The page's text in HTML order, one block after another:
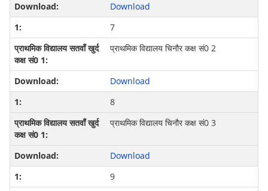
Download
7
प्राथमिक विद्यालय चिनौर कक्ष सं0 2
Download
8
प्राथमिक विद्यालय चिनौर कक्ष सं0 3
Download
9